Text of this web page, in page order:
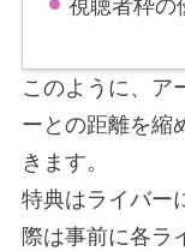
視聴者枠の
このように、ア
ーとの距離を縮
きます。
特典はライバー
際は事前に各ラ